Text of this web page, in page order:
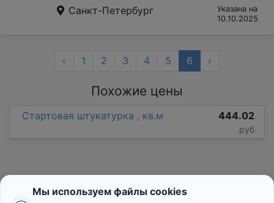
Санкт-Петербург
Указана на
10.10.2025
‹ 1 2 3 4 5 6 ›
Похожие цены
Стартовая штукатурка , кв.м 444.02
руб
Мы используем файлы cookies